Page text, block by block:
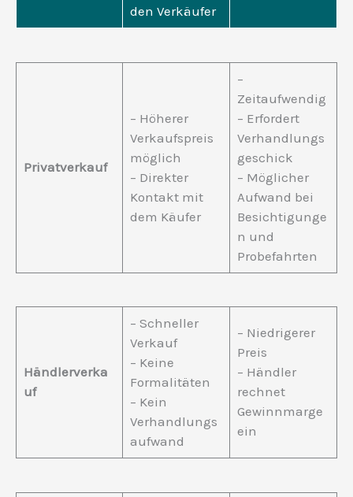
den Verkäufer
Privatverkauf
– Höherer
Verkaufspreis
möglich
– Direkter
Kontakt mit
dem Käufer
–
Zeitaufwendig
– Erfordert
Verhandlungs
geschick
– Möglicher
Aufwand bei
Besichtigunge
n und
Probefahrten
Händlerverka
uf
– Schneller
Verkauf
– Keine
Formalitäten
– Kein
Verhandlungs
aufwand
– Niedrigerer
Preis
– Händler
rechnet
Gewinnmarge
ein